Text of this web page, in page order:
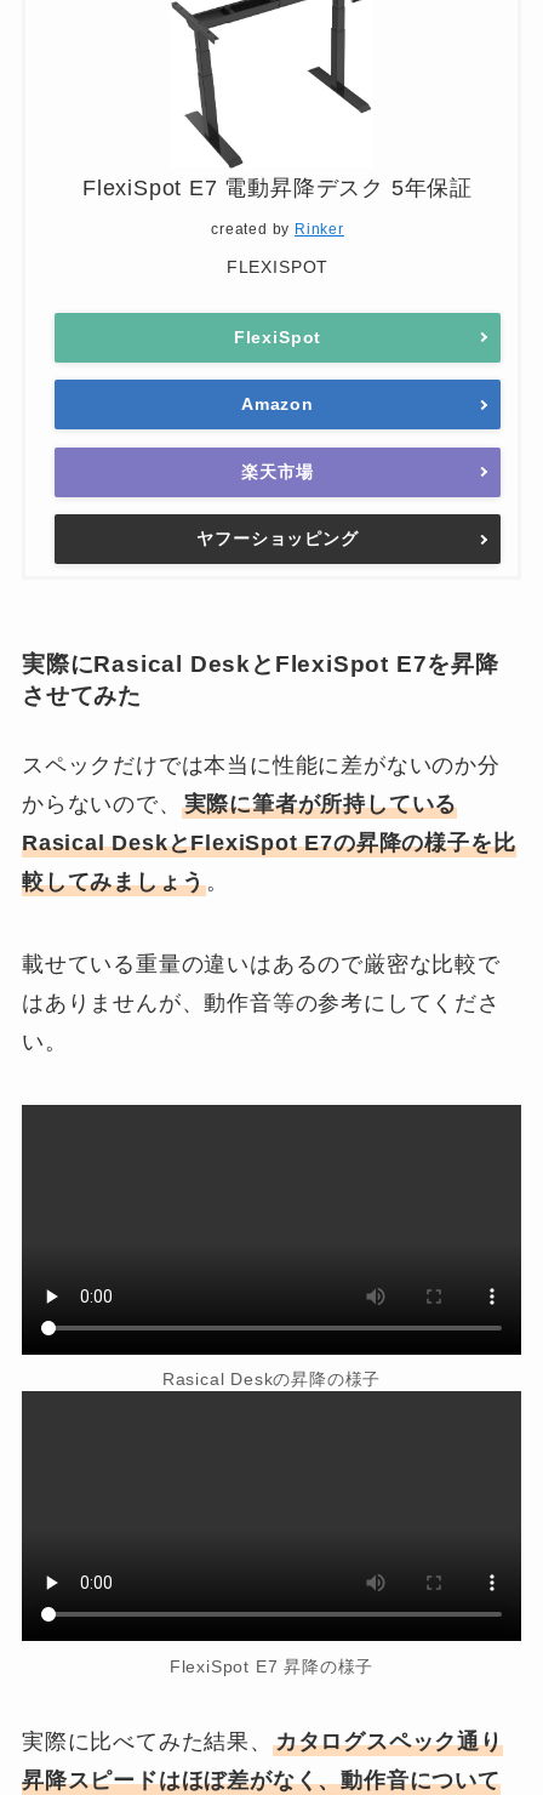
FlexiSpot E7 電動昇降デスク 5年保証
created by Rinker
FLEXISPOT
FlexiSpot
Amazon
楽天市場
ヤフーショッピング
実際にRasical DeskとFlexiSpot E7を昇降
させてみた
スペックだけでは本当に性能に差がないのか分
からないので、 実際に筆者が所持している
Rasical DeskとFlexiSpot E7の昇降の様子を比
較してみましょう。
載せている重量の違いはあるので厳密な比較で
はありませんが、動作音等の参考にしてくださ
い。
Rasical Deskの昇降の様子
FlexiSpot E7 昇降の様子
実際に比べてみた結果、 カタログスペック通り
昇降スピードはほぼ差がなく、動作音について